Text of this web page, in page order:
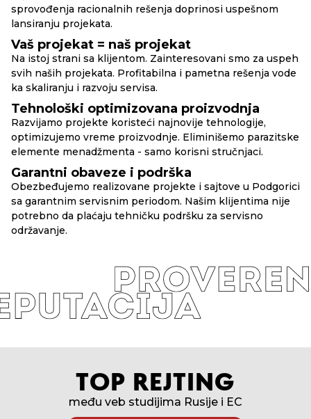
sprovođenja racionalnih rešenja doprinosi uspešnom
lansiranju projekata.
Vaš projekat = naš projekat
Na istoj strani sa klijentom. Zainteresovani smo za uspeh
svih naših projekata. Profitabilna i pametna rešenja vode
ka skaliranju i razvoju servisa.
Tehnološki optimizovana proizvodnja
Razvijamo projekte koristeći najnovije tehnologije,
optimizujemo vreme proizvodnje. Eliminišemo parazitske
elemente menadžmenta - samo korisni stručnjaci.
Garantni obaveze i podrška
Obezbeđujemo realizovane projekte i sajtove u Podgorici
sa garantnim servisnim periodom. Našim klijentima nije
potrebno da plaćaju tehničku podršku za servisno
održavanje.
TOP REJTING
među veb studijima Rusije i EC